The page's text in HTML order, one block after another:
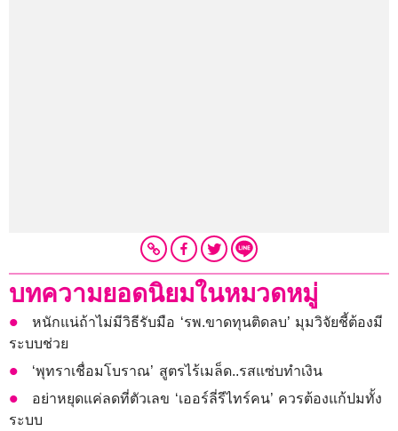
บทความยอดนิยมในหมวดหมู่
หนักแน่ถ้าไม่มีวิธีรับมือ ‘รพ.ขาดทุนติดลบ’ มุมวิจัยชี้ต้องมี
ระบบช่วย
‘พุทราเชื่อมโบราณ’ สูตรไร้เมล็ด..รสแซ่บทำเงิน
อย่าหยุดแค่ลดที่ตัวเลข ‘เออร์ลี่รีไทร์คน’ ควรต้องแก้ปมทั้ง
ระบบ